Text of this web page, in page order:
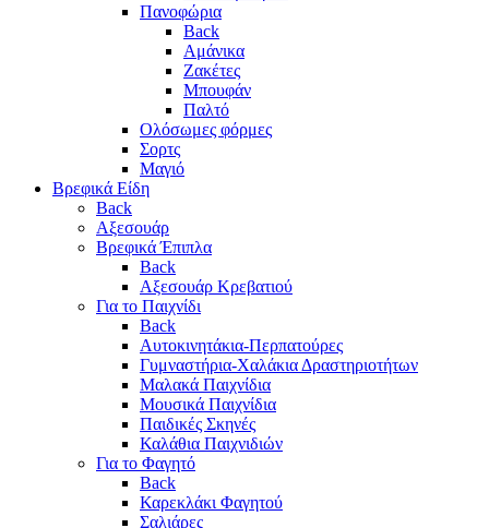
Πανοφώρια
Back
Αμάνικα
Ζακέτες
Μπουφάν
Παλτό
Ολόσωμες φόρμες
Σορτς
Μαγιό
Βρεφικά Είδη
Back
Αξεσουάρ
Βρεφικά Έπιπλα
Back
Αξεσουάρ Κρεβατιού
Για το Παιχνίδι
Back
Αυτοκινητάκια-Περπατούρες
Γυμναστήρια-Χαλάκια Δραστηριοτήτων
Μαλακά Παιχνίδια
Μουσικά Παιχνίδια
Παιδικές Σκηνές
Καλάθια Παιχνιδιών
Για το Φαγητό
Back
Καρεκλάκι Φαγητού
Σαλιάρες